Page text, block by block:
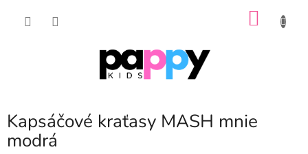
Kapsáčové kraťasy MASH mnie
modrá